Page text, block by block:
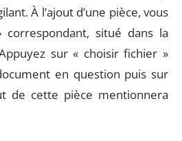
À l’ajout d’une pièce, vous
situé dans la
sur « choisir fichier »
en question puis sur
de cette pièce mentionnera